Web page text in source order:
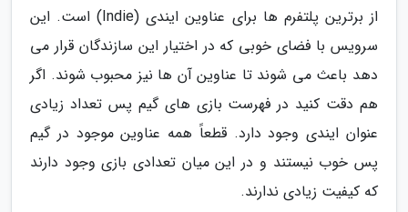
از برترین پلتفرم ها برای عناوین ایندی (Indie) است. این
سرویس با فضای خوبی که در اختیار این سازندگان قرار می
دهد باعث می شوند تا عناوین آن ها نیز محبوب شوند. اگر
هم دقت کنید در فهرست بازی های گیم پس تعداد زیادی
عنوان ایندی وجود دارد. قطعاً همه عناوین موجود در گیم
پس خوب نیستند و در این میان تعدادی بازی وجود دارند
که کیفیت زیادی ندارند.